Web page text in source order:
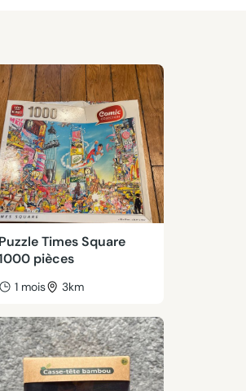
Puzzle Times Square
pièces
1 mois 3km